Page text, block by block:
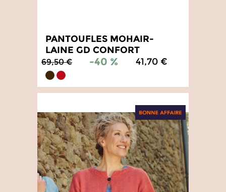
PANTOUFLES MOHAIR-
LAINE GD CONFORT
69,50 € -40 % 41,70 €